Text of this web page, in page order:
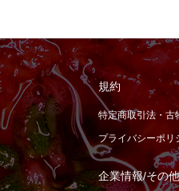
規約
特定商取引法・古
プライバシーポリ
企業情報/その他